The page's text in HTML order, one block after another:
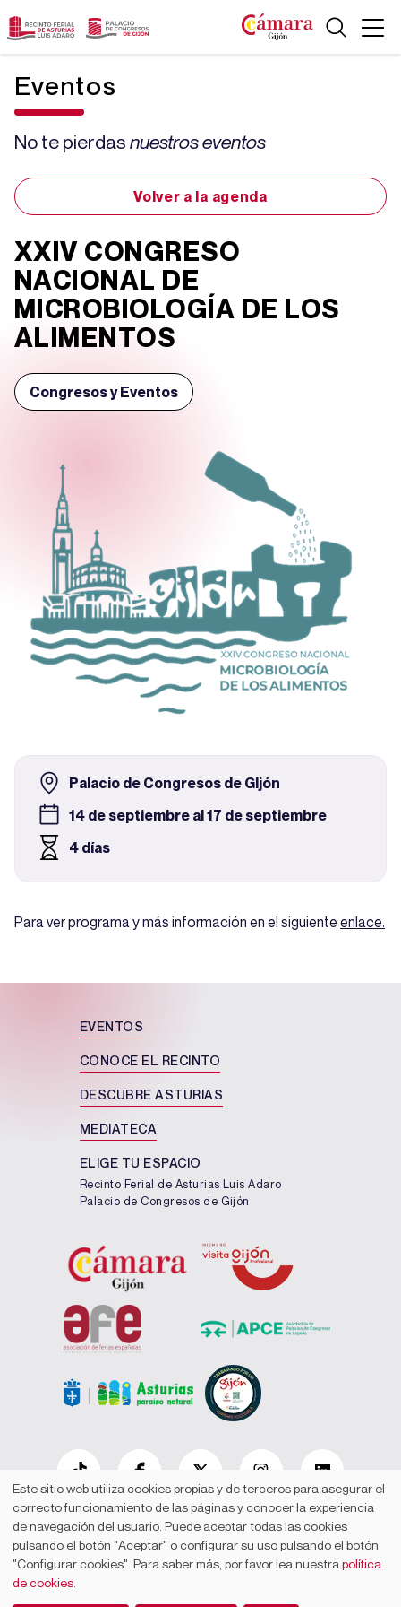
Eventos
No te pierdasnuestros eventos
Volver a la agenda
XXIV CONGRESO
NACIONAL DE
MICROBIOLOGÍA DE LOS
ALIMENTOS
Congresos y Eventos
Palacio de Congresos de GIjón
14 de septiembre al 17 de septiembre
4 días
Para ver programa y más información en el siguiente enlace.
EVENTOS
CONOCE EL RECINTO
DESCUBRE ASTURIAS
MEDIATECA
ELIGE TU ESPACIO
Recinto Ferial de Asturias Luis Adaro
Palacio de Congresos de Gijón
Cookies Contacto Mapa web Accesibilidad Aviso legal
© Cámara Oficial de Comercio, Industria, Servicios y Navegación de
Este sitio web utiliza cookies propias y de terceros para asegurar el
correcto funcionamiento de las páginas y conocer la experiencia
de navegación del usuario. Puede aceptar todas las cookies
pulsando el botón "Aceptar" o configurar su uso pulsando el botón
"Configurar cookies". Para saber más, por favor lea nuestra política
de cookies